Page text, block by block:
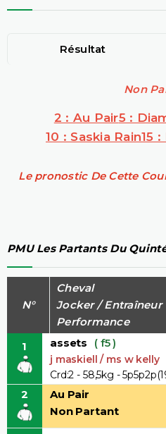
Résultat
Non
2 : Au Pair5 :
10 : Saskia Rain15
Le pronostic De Cette
PMU Les Partants Du
N°
Cheval
Jocker / Entraîneur
Performance
1
assets ( f5 )
j maskiell / ms w kelly
Crd:2 - 58,5kg -
2
Au Pair
Non Partant